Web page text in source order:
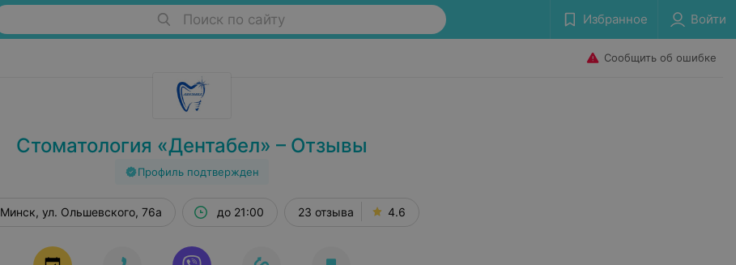
Поиск по сайту Избранное Войти
Сообщить об ошибке
Стоматология «Дентабел» – Отзывы
Профиль подтвержден
Минск, ул. Ольшевского, 76а до 21:00 23 отзыва 4.6